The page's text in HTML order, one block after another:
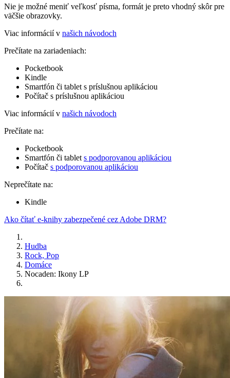
Nie je možné meniť veľkosť písma, formát je preto vhodný skôr pre
väčšie obrazovky.
Viac informácií v našich návodoch
Prečítate na zariadeniach:
Pocketbook
Kindle
Smartfón či tablet s príslušnou aplikáciou
Počítač s príslušnou aplikáciou
Viac informácií v našich návodoch
Prečítate na:
Pocketbook
Smartfón či tablet s podporovanou aplikáciou
Počítač s podporovanou aplikáciou
Neprečítate na:
Kindle
Ako čítať e-knihy zabezpečené cez Adobe DRM?
Hudba
Rock, Pop
Domáce
Nocaden: Ikony LP